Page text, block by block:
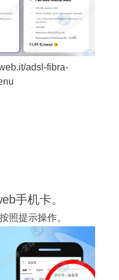
adsl-fibra-
手机卡。
照提示操作。